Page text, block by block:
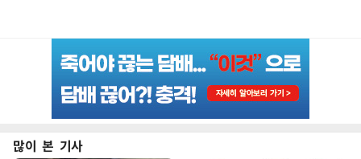
많이 본 기사